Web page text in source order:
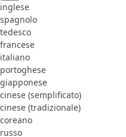
inglese
spagnolo
tedesco
francese
italiano
portoghese
giapponese
cinese (semplificato)
cinese (tradizionale)
coreano
russo